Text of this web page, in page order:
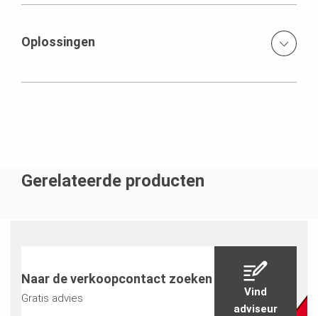
gemeente Ede, ProRail en NS samen een
toekomstbestendig station en station, goede
doorstroming van het verkeer in de zone van de
Oplossingen
Gerelateerde producten
Naar de verkoopcontact zoeken
Gratis advies
Vind
adviseur